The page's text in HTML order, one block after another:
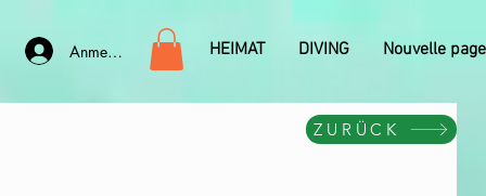
Anmelden HEIMAT DIVING Nouvelle page
ZURÜCK